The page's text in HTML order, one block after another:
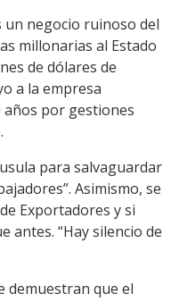
un negocio ruinoso del
millonarias al Estado
de dólares de
a la empresa
por gestiones
para salvaguardar
Asimismo, se
Exportadores y si
antes. “Hay silencio de
demuestran que el